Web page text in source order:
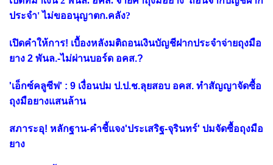
ประจำ' ไม่ขออนุญาตก.คลัง?
เปิดคำให้การ! เบื้องหลังมติถอนเงินบัญชีฝากประจำจ่ายถุงมือ
ยาง 2 พันล.-ไม่ผ่านบอร์ด อคส.?
'เอ็กซ์คลูซีฟ' : 9 เงื่อนปม ป.ป.ช.ลุยสอบ อคส. ทำสัญญาจัดซื้อ
ถุงมือยางแสนล้าน
สภาระอุ! หลักฐาน-คำชี้แจง'ประเสริฐ-จุรินทร์' ปมจัดซื้อถุงมือ
ยาง